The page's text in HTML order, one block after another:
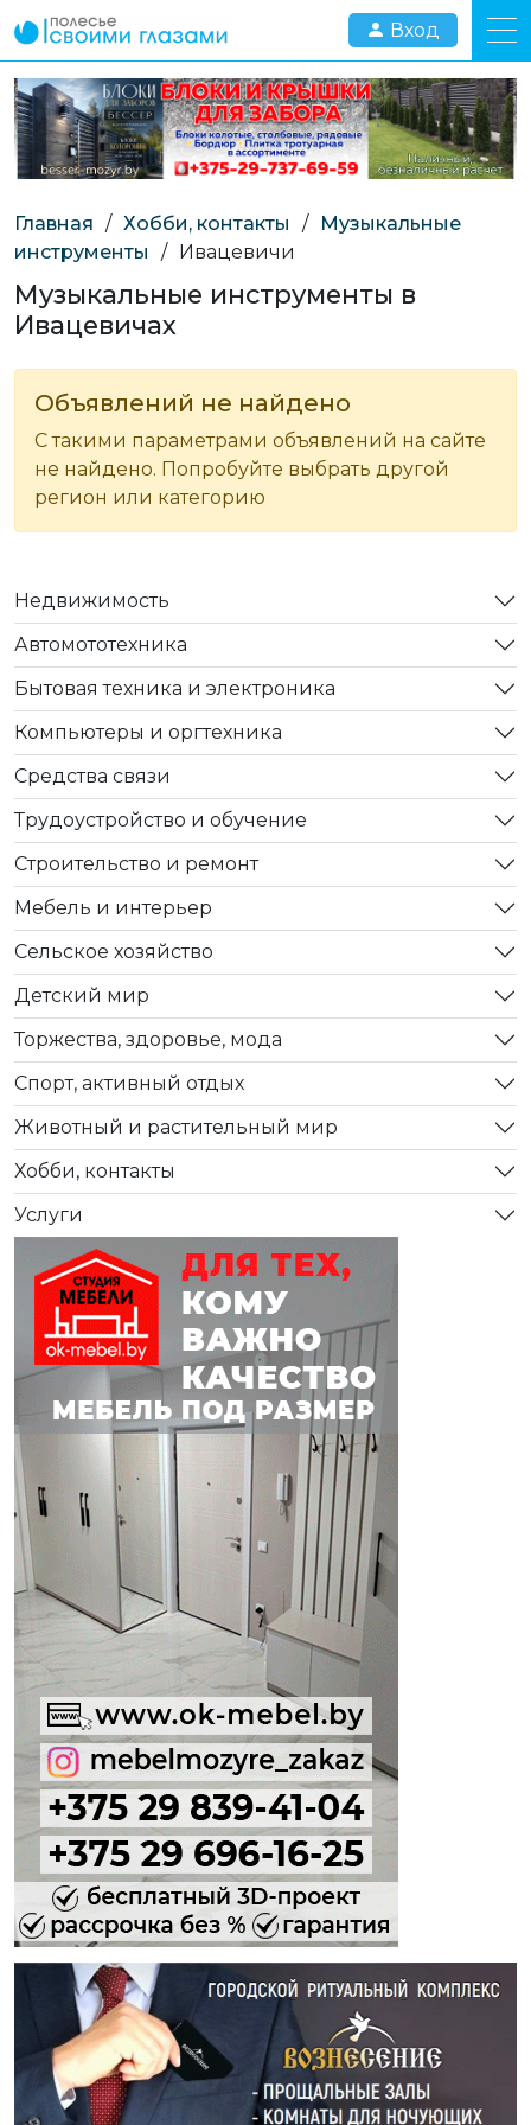
Вход
Главная / Хобби, контакты /
Музыкальные
инструменты
/ Ивацевичи
Музыкальные инструменты в
Ивацевичах
Объявлений не найдено
С такими параметрами объявлений на сайте
не найдено. Попробуйте выбрать другой
регион или категорию
Недвижимость
Автомототехника
Бытовая техника и электроника
Компьютеры и оргтехника
Средства связи
Трудоустройство и обучение
Строительство и ремонт
Мебель и интерьер
Сельское хозяйство
Детский мир
Торжества, здоровье, мода
Спорт, активный отдых
Животный и растительный мир
Хобби, контакты
Услуги